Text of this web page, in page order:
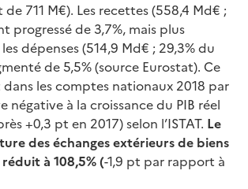
de 711 M€). Les recettes (558,4 Md€ ;
progressé de 3,7%, mais plus
dépenses (514,9 Md€ ; 29,3% du
de 5,5% (source Eurostat). Ce
les comptes nationaux 2018 par
négative à la croissance du PIB réel
+0,3 pt en 2017) selon l’ISTAT. Le
des échanges extérieurs de biens
réduit à 108,5% (-1,9 pt par rapport à